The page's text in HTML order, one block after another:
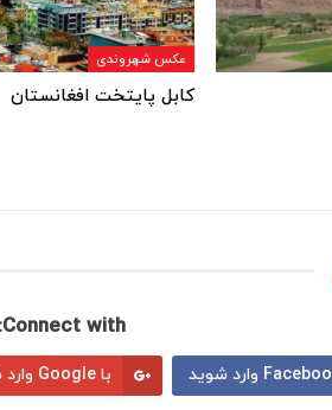
عکس شهروندی
کابل پایتخت افغانستان
Connect with:
با Google وارد شوید